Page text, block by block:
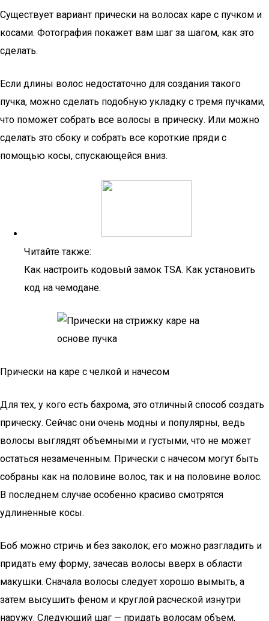
Существует вариант прически на волосах каре с пучком и
косами. Фотография покажет вам шаг за шагом, как это
сделать.
Если длины волос недостаточно для создания такого
пучка, можно сделать подобную укладку с тремя пучками,
что поможет собрать все волосы в прическу. Или можно
сделать это сбоку и собрать все короткие пряди с
помощью косы, спускающейся вниз.
Читайте также:
Как настроить кодовый замок TSA. Как установить
код на чемодане.
Прически на каре с челкой и начесом
Для тех, у кого есть бахрома, это отличный способ создать
прическу. Сейчас они очень модны и популярны, ведь
волосы выглядят объемными и густыми, что не может
остаться незамеченным. Прически с начесом могут быть
собраны как на половине волос, так и на половине волос.
В последнем случае особенно красиво смотрятся
удлиненные косы.
Боб можно стричь и без заколок; его можно разгладить и
придать ему форму, зачесав волосы вверх в области
макушки. Сначала волосы следует хорошо вымыть, а
затем высушить феном и круглой расческой изнутри
наружу. Следующий шаг — придать волосам объем,